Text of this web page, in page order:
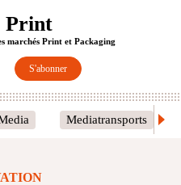
Print
marchés Print et Packaging
S'abonner
Mediatransports